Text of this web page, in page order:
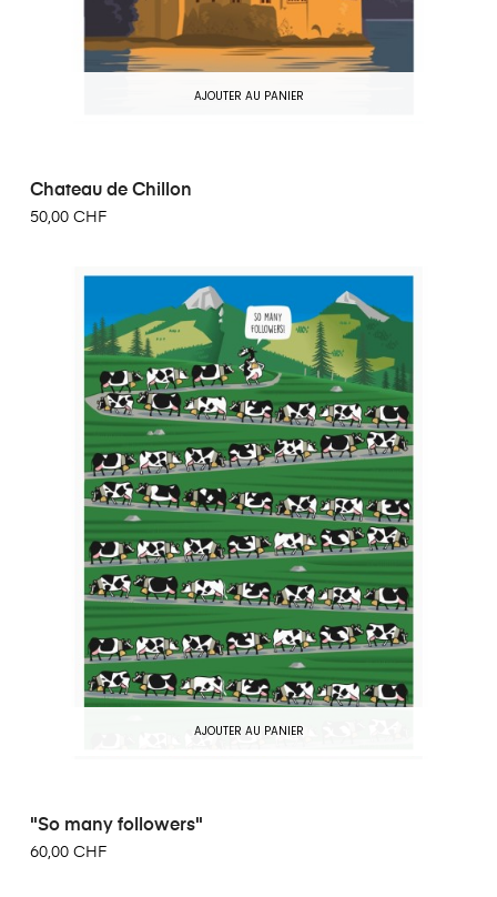
AJOUTER AU PANIER
Chateau de Chillon
50,00 CHF
AJOUTER AU PANIER
"So many followers"
60,00 CHF